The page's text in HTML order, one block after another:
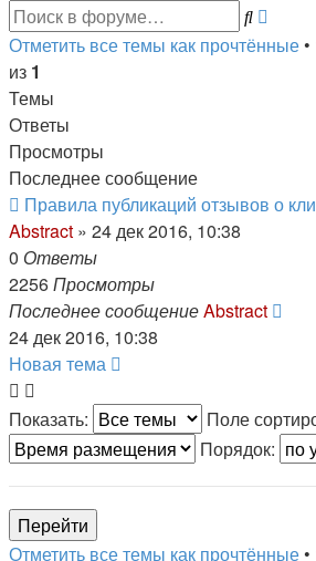
Поиск
поиск
Отметить все темы как прочтённые
из 1
Темы
Ответы
Просмотры
Последнее сообщение
Правила публикаций отзывов о
Abstract » 24 дек 2016, 10:38
0 Ответы
2256Просмотры
Последнее сообщениеAbstract
24 дек 2016, 10:38
Новая тема
Показать:
Поле
Порядок:
Отметить все темы как прочтённые